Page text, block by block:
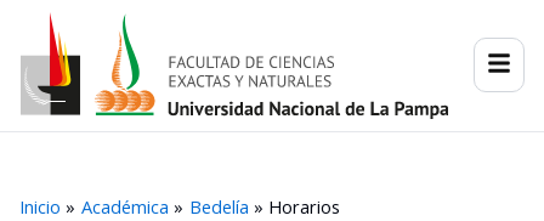
contenido
Inicio Académica Bedelía Horarios